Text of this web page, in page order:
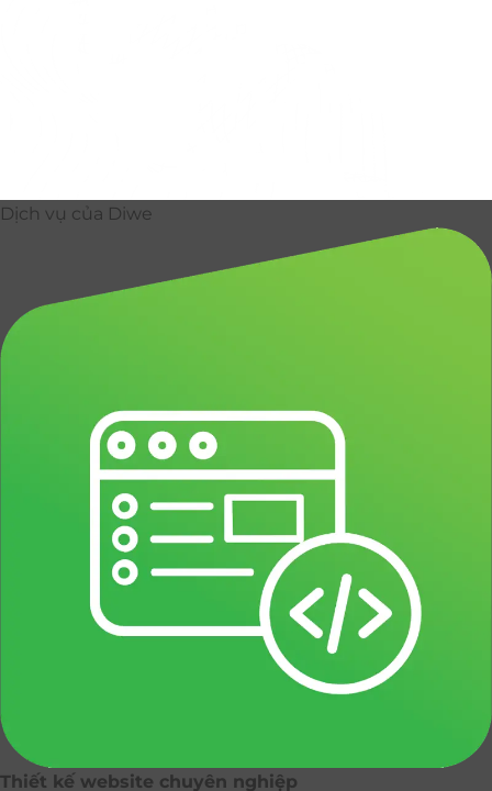
Dịch vụ của Diwe
Thiết kế website chuyên nghiệp